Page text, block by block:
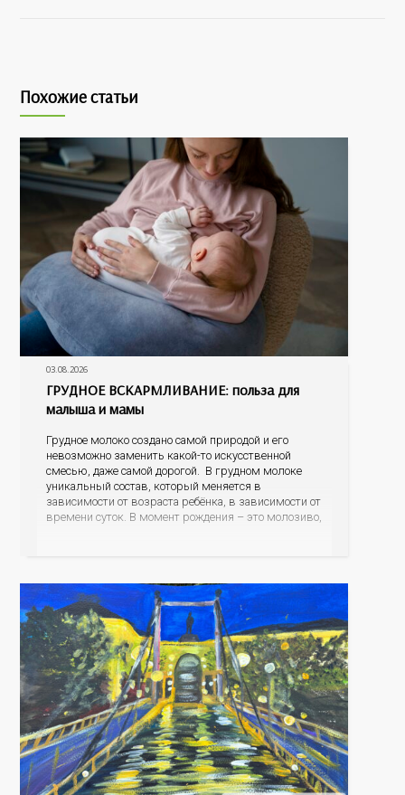
Похожие статьи
03.08.2026
ГРУДНОЕ ВСКАРМЛИВАНИЕ: польза для
малыша и мамы
Грудное молоко создано самой природой и его
невозможно заменить какой-то искусственной
смесью, даже самой дорогой. В грудном молоке
уникальный состав, который меняется в
зависимости от возраста ребёнка, в зависимости от
времени суток. В момент рождения – это молозиво,